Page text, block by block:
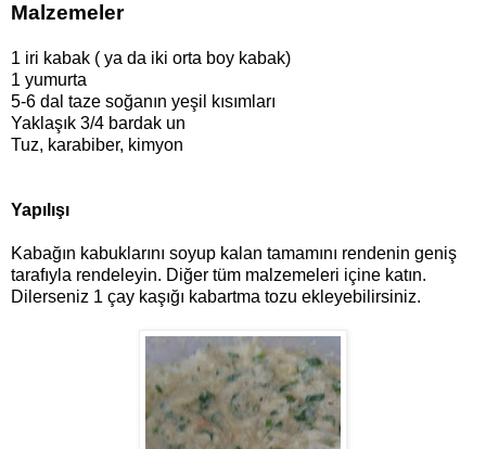
Malzemeler
1 iri kabak ( ya da iki orta boy kabak)
1 yumurta
5-6 dal taze soğanın yeşil kısımları
Yaklaşık 3/4 bardak un
Tuz, karabiber, kimyon
Yapılışı
Kabağın kabuklarını soyup kalan tamamını rendenin geniş
tarafıyla rendeleyin. Diğer tüm malzemeleri içine katın.
Dilerseniz 1 çay kaşığı kabartma tozu ekleyebilirsiniz.